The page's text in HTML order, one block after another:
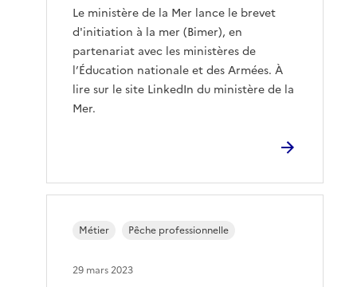
Le ministère de la Mer lance le brevet
d'initiation à la mer (Bimer), en
partenariat avec les ministères de
l’Éducation nationale et des Armées. À
lire sur le site LinkedIn du ministère de la
Mer.
Métier Pêche professionnelle
29 mars 2023